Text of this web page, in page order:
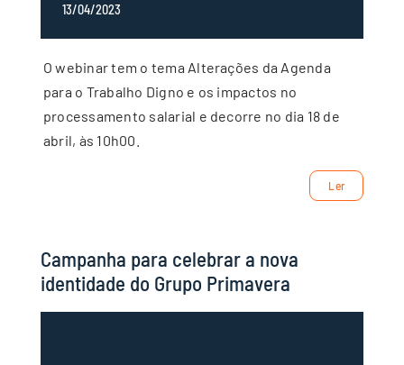
13/04/2023
O webinar tem o tema Alterações da Agenda
para o Trabalho Digno e os impactos no
processamento salarial e decorre no dia 18 de
abril, às 10h00.
Ler
Campanha para celebrar a nova
identidade do Grupo Primavera